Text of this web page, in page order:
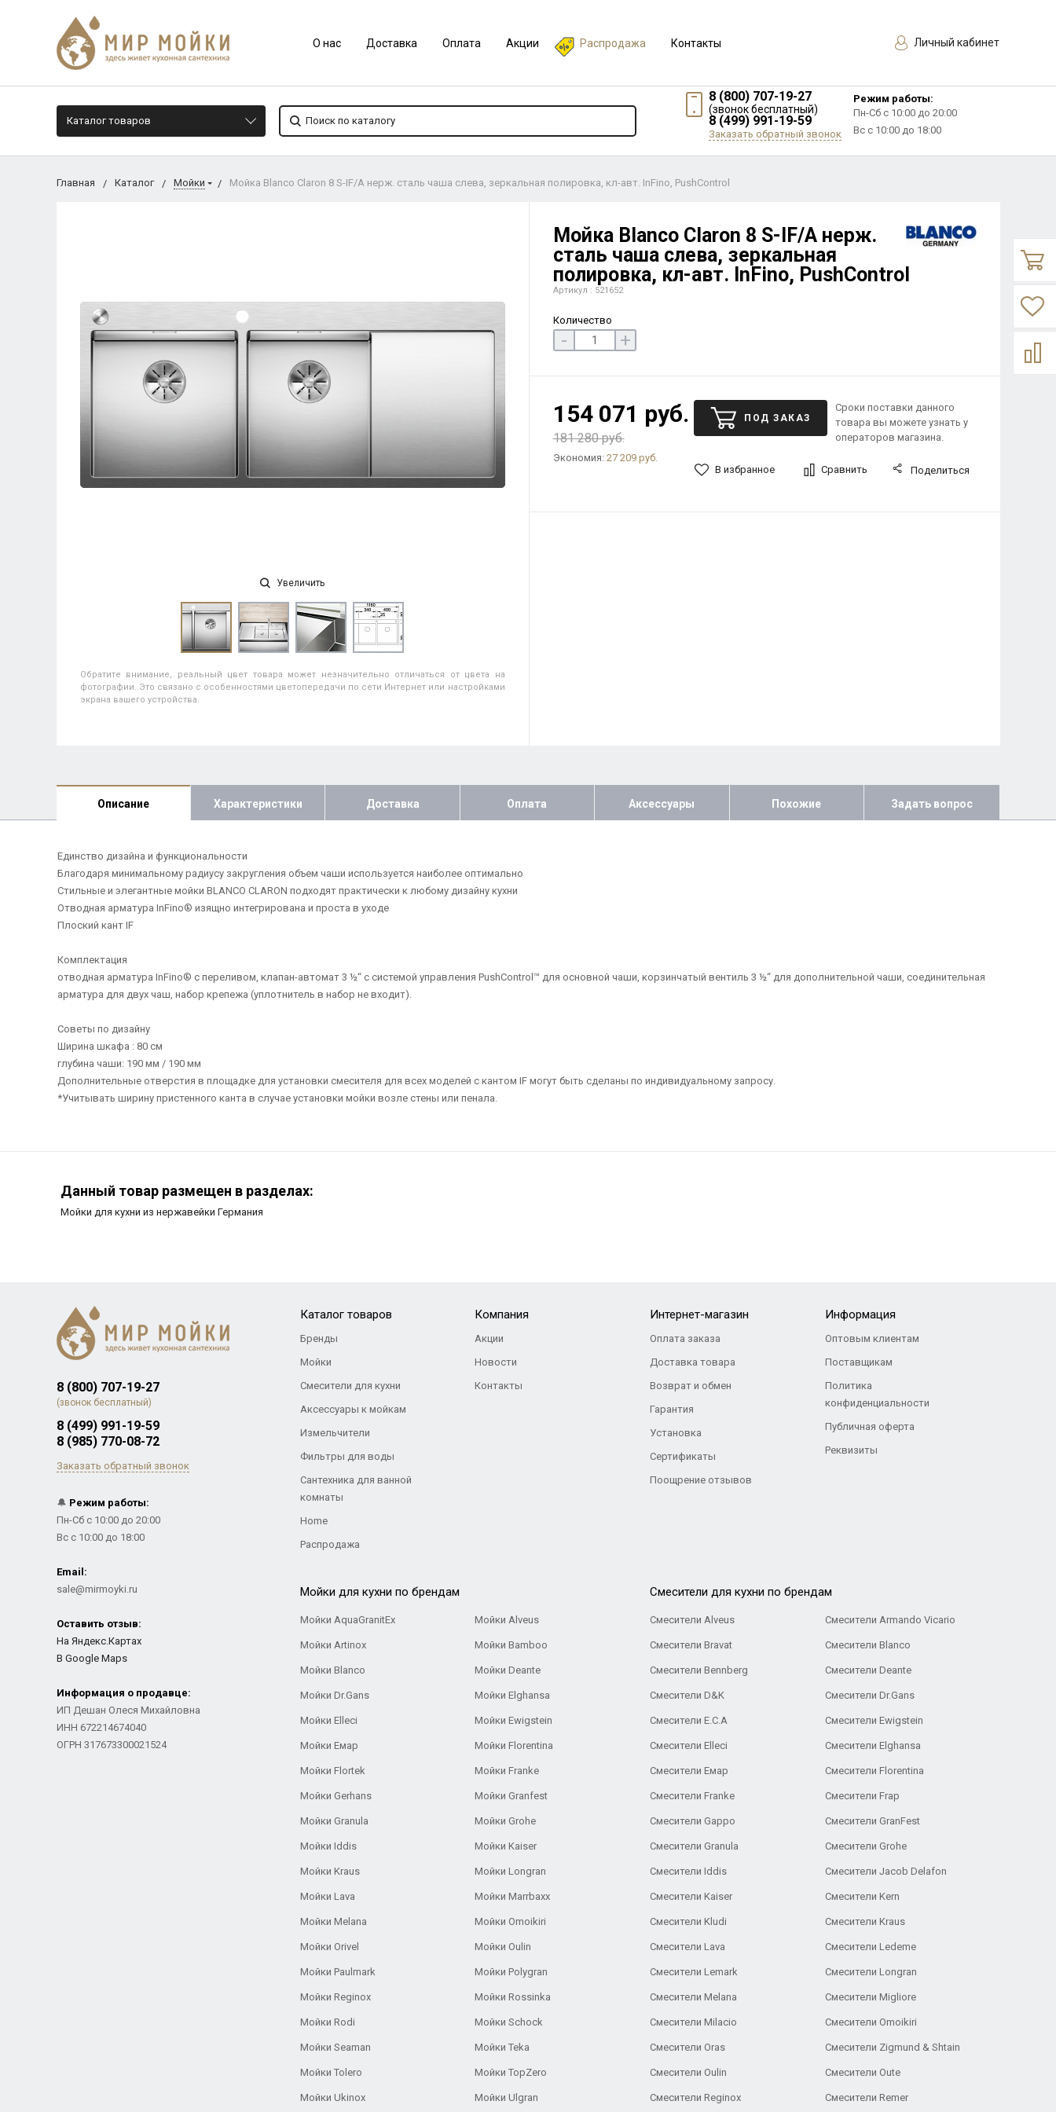
О нас Доставка Оплата Акции Распродажа Контакты Личный кабинет
Каталог товаров
8 (800) 707-19-27
(звонок бесплатный)
8 (499) 991-19-59
Заказать обратный звонок
Режим работы:
Пн-Сб с 10:00 до 20:00
Вс с 10:00 до 18:00
Главная Каталог Мойки Мойка Blanco Claron 8 S-IF/A нерж. сталь чаша слева, зеркальная полировка, кл-авт. InFino, PushControl
Увеличить
Обратите внимание, реальный цвет товара может незначительно отличаться от цвета на
фотографии. Это связано с особенностями цветопередачи по сети Интернет или настройками
экрана вашего устройства.
Мойка Blanco Claron 8 S-IF/A нерж.
сталь чаша слева, зеркальная
полировка, кл-авт. InFino, PushControl
Артикул : 521652
Количество
- +
154 071 руб.
181 280 руб.
Экономия: 27 209 руб.
ПОД ЗАКАЗ
Сроки поставки данного
товара вы можете узнать у
операторов магазина.
В избранное Сравнить Поделиться
Описание Характеристики Доставка Оплата Аксессуары Похожие Задать вопрос
Единство дизайна и функциональности
Благодаря минимальному радиусу закругления объем чаши используется наиболее оптимально
Стильные и элегантные мойки BLANCO CLARON подходят практически к любому дизайну кухни
Отводная арматура InFino® изящно интегрирована и проста в уходе
Плоский кант IF
Комплектация
отводная арматура InFino® с переливом, клапан-автомат 3 ½“ с системой управления PushControl™ для основной чаши, корзинчатый вентиль 3 ½“ для дополнительной чаши, соединительная
арматура для двух чаш, набор крепежа (уплотнитель в набор не входит).
Советы по дизайну
Ширина шкафа : 80 см
глубина чаши: 190 мм / 190 мм
Дополнительные отверстия в площадке для установки смесителя для всех моделей с кантом IF могут быть сделаны по индивидуальному запросу.
*Учитывать ширину пристенного канта в случае установки мойки возле стены или пенала.
Данный товар размещен в разделах:
Мойки для кухни из нержавейки Германия
8 (800) 707-19-27
(звонок бесплатный)
8 (499) 991-19-59
8 (985) 770-08-72
Заказать обратный звонок
🔔 Режим работы:
Пн-Сб с 10:00 до 20:00
Вс с 10:00 до 18:00
Email:
sale@mirmoyki.ru
Оставить отзыв:
На Яндекс.Картах
В Google Maps
Информация о продавце:
ИП Дешан Олеся Михайловна
ИНН 672214674040
ОГРН 317673300021524
Каталог товаров
Бренды
Мойки
Смесители для кухни
Аксессуары к мойкам
Измельчители
Фильтры для воды
Сантехника для ванной
комнаты
Home
Распродажа
Компания
Акции
Новости
Контакты
Интернет-магазин
Оплата заказа
Доставка товара
Возврат и обмен
Гарантия
Установка
Сертификаты
Поощрение отзывов
Информация
Оптовым клиентам
Поставщикам
Политика
конфиденциальности
Публичная оферта
Реквизиты
Мойки для кухни по брендам
Мойки AquaGranitEx Мойки Alveus
Мойки Artinox Мойки Bamboo
Мойки Blanco Мойки Deante
Мойки Dr.Gans Мойки Elghansa
Мойки Elleci Мойки Ewigstein
Мойки Емар Мойки Florentina
Мойки Flortek Мойки Franke
Мойки Gerhans Мойки Granfest
Мойки Granula Мойки Grohe
Мойки Iddis Мойки Kaiser
Мойки Kraus Мойки Longran
Мойки Lava Мойки Marrbaxx
Мойки Melana Мойки Omoikiri
Мойки Orivel Мойки Oulin
Мойки Paulmark Мойки Polygran
Мойки Reginox Мойки Rossinka
Мойки Rodi Мойки Schock
Мойки Seaman Мойки Teka
Мойки Tolero Мойки TopZero
Мойки Ukinox Мойки Ulgran
Cмесители для кухни по брендам
Смесители Alveus Смесители Armando Vicario
Смесители Bravat Смесители Blanco
Смесители Bennberg Смесители Deante
Смесители D&K Смесители Dr.Gans
Смесители E.C.A Cмесители Ewigstein
Смесители Elleci Смесители Elghansa
Смесители Емар Смесители Florentina
Смесители Franke Смесители Frap
Смесители Gappo Смесители GranFest
Смесители Granula Смесители Grohe
Смесители Iddis Смесители Jacob Delafon
Смесители Kaiser Смесители Kern
Смесители Kludi Смесители Kraus
Смесители Lava Смесители Ledeme
Смесители Lemark Смесители Longran
Смесители Melana Смесители Migliore
Смесители Milacio Смесители Omoikiri
Смесители Oras Смесители Zigmund & Shtain
Смесители Oulin Смесители Oute
Смесители Reginox Смесители Remer